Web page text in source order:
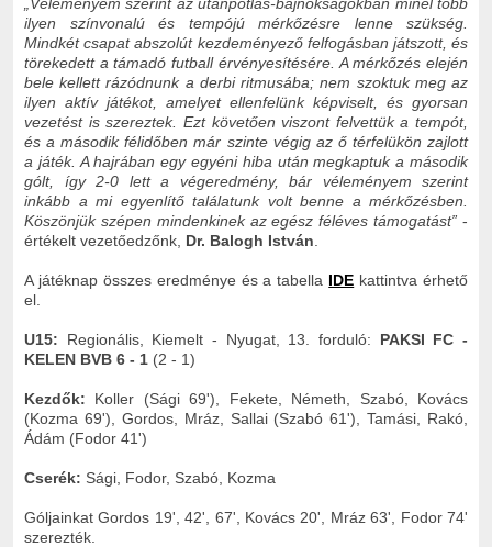
„Véleményem szerint az utánpótlás-bajnokságokban minél több
ilyen színvonalú és tempójú mérkőzésre lenne szükség.
Mindkét csapat abszolút kezdeményező felfogásban játszott, és
törekedett a támadó futball érvényesítésére. A mérkőzés elején
bele kellett rázódnunk a derbi ritmusába; nem szoktuk meg az
ilyen aktív játékot, amelyet ellenfelünk képviselt, és gyorsan
vezetést is szereztek. Ezt követően viszont felvettük a tempót,
és a második félidőben már szinte végig az ő térfelükön zajlott
a játék. A hajrában egy egyéni hiba után megkaptuk a második
gólt, így 2-0 lett a végeredmény, bár véleményem szerint
inkább a mi egyenlítő találatunk volt benne a mérkőzésben.
Köszönjük szépen mindenkinek az egész féléves támogatást” -
értékelt vezetőedzőnk, Dr. Balogh István.
A játéknap összes eredménye és a tabella IDE kattintva érhető
el.
U15: Regionális, Kiemelt - Nyugat, 13. forduló: PAKSI FC -
KELEN BVB 6 - 1 (2 - 1)
Kezdők: Koller (Sági 69'), Fekete, Németh, Szabó, Kovács
(Kozma 69'), Gordos, Mráz, Sallai (Szabó 61'), Tamási, Rakó,
Ádám (Fodor 41')
Cserék: Sági, Fodor, Szabó, Kozma
Góljainkat Gordos 19', 42', 67', Kovács 20', Mráz 63', Fodor 74'
szerezték.